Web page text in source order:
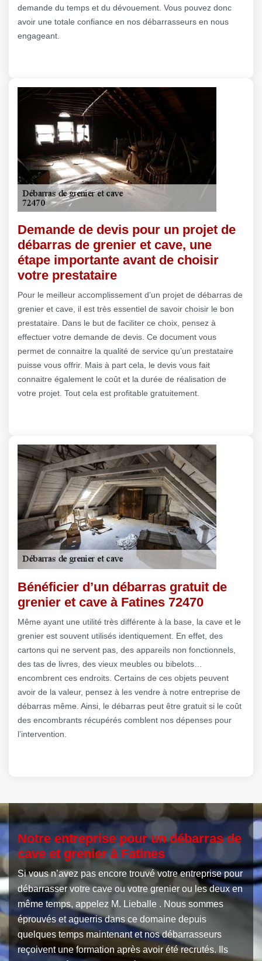
demande du temps et du dévouement. Vous pouvez donc
avoir une totale confiance en nos débarrasseurs en nous
engageant.
Demande de devis pour un projet de
débarras de grenier et cave, une
étape importante avant de choisir
votre prestataire
Pour le meilleur accomplissement d’un projet de débarras de
grenier et cave, il est très essentiel de savoir choisir le bon
prestataire. Dans le but de faciliter ce choix, pensez à
effectuer votre demande de devis. Ce document vous
permet de connaitre la qualité de service qu’un prestataire
puisse vous offrir. Mais à part cela, le devis vous fait
connaitre également le coût et la durée de réalisation de
votre projet. Tout cela est profitable gratuitement.
Bénéficier d’un débarras gratuit de
grenier et cave à Fatines 72470
Même ayant une utilité très différente à la base, la cave et le
grenier est souvent utilisés identiquement. En effet, des
cartons qui ne servent pas, des appareils non fonctionnels,
des tas de livres, des vieux meubles ou bibelots…
encombrent ces endroits. Certains de ces objets peuvent
avoir de la valeur, pensez à les vendre à notre entreprise de
débarras même. Ainsi, le débarras peut être gratuit si le coût
des encombrants récupérés comblent nos dépenses pour
l’intervention.
Notre entreprise pour un débarras de
cave et grenier à Fatines
Si vous n’avez pas encore trouvé votre entreprise pour
débarrasser votre cave ou votre grenier ou les deux en
même temps, appelez M. Lieballe . Nous sommes
éprouvés et aguerris dans ce domaine depuis
quelques temps maintenant et nos débarrasseurs
reçoivent une formation après avoir été recrutés. Ils